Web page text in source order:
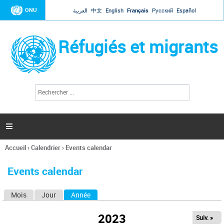
Jump to navigation
ONU العربية 中文 English Français Русский Español
Réfugiés et migrants
l
c
h
e

Vous
ici
Accueil›Calendrier› Events calendar
Events calendar
Mois Jour Année
2023 Suiv. »